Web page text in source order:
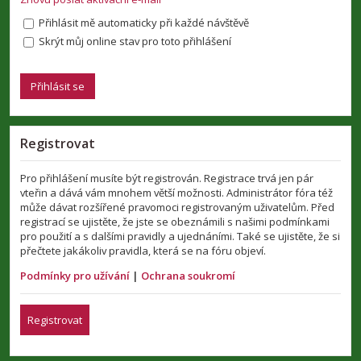
Přihlásit mě automaticky při každé návštěvě
Skrýt můj online stav pro toto přihlášení
Registrovat
Pro přihlášení musíte být registrován. Registrace trvá jen pár
vteřin a dává vám mnohem větší možnosti. Administrátor fóra též
může dávat rozšířené pravomoci registrovaným uživatelům. Před
registrací se ujistěte, že jste se obeznámili s našimi podmínkami
pro použití a s dalšími pravidly a ujednáními. Také se ujistěte, že si
přečtete jakákoliv pravidla, která se na fóru objeví.
Podmínky pro užívání | Ochrana soukromí
Registrovat